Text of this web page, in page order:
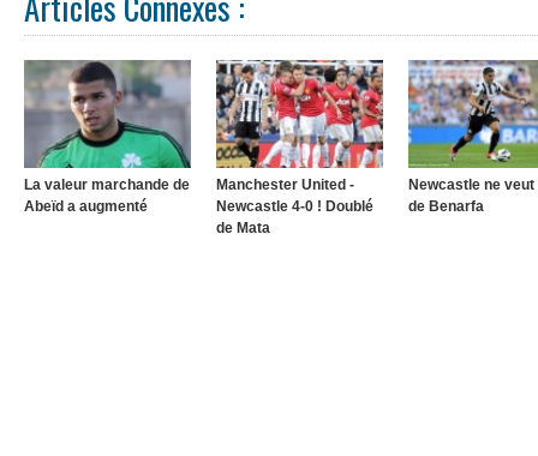
La valeur marchande de
Abeïd a augmenté
Manchester United -
Newcastle 4-0 ! Doublé
de Mata
Newcastle ne veut
de Benarfa